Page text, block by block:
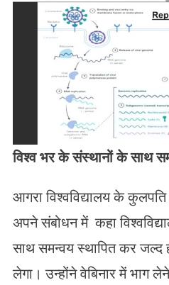
विश्व भर के संस्थानों के साथ
आगरा विश्वविद्यालय के
अपने संबोधन में कहा
साथ समन्वय स्थापित कर
लेगा। उन्होंने वेबिनार में भाग